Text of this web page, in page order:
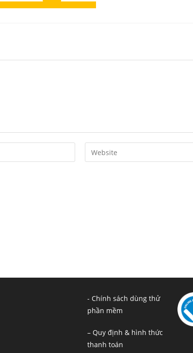
Enter
your
- Chính sách dùng thử
phần mềm
– Quy định & hình thức
thanh toán